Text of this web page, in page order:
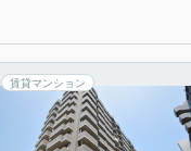
賃貸マンション